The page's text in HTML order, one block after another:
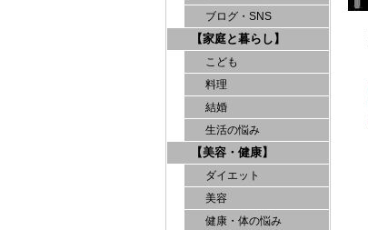
ブログ・SNS
【家庭と暮らし】
こども
料理
結婚
生活の悩み
【美容・健康】
ダイエット
美容
健康・体の悩み